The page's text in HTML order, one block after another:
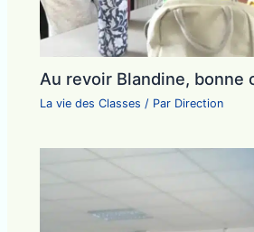
Au revoir Blandine, bonne
La vie des Classes / Par Direction